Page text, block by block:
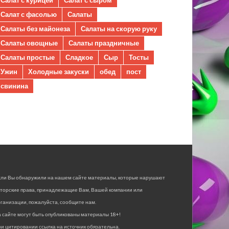
Салат с фасолью
Салаты
Салаты без майонеза
Салаты на скорую руку
Салаты овощные
Салаты праздничные
Салаты простые
Сладкое Сыр
Тосты
Ужин
Холодные закуски обед
пост
свинина
Вы обнаружили на нашем сайте материалы, которые нарушают
права, принадлежащие Вам, Вашей компании или
пожалуйста, сообщите нам.
сайте могут быть опубликованы материалы 18+!
цитировании ссылка на источник обязательна.